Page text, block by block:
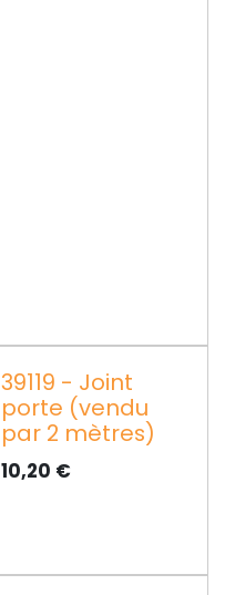
39119 - Joint
porte (vendu
par 2 mètres)
10,20 €